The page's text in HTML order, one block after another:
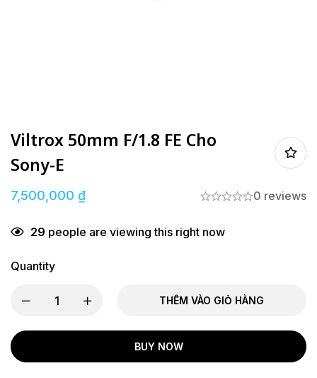
Viltrox 50mm F/1.8 FE Cho
Sony-E
7,500,000 ₫ 0 reviews
29 people are viewing this right now
Quantity
THÊM VÀO GIỎ HÀNG
BUY NOW